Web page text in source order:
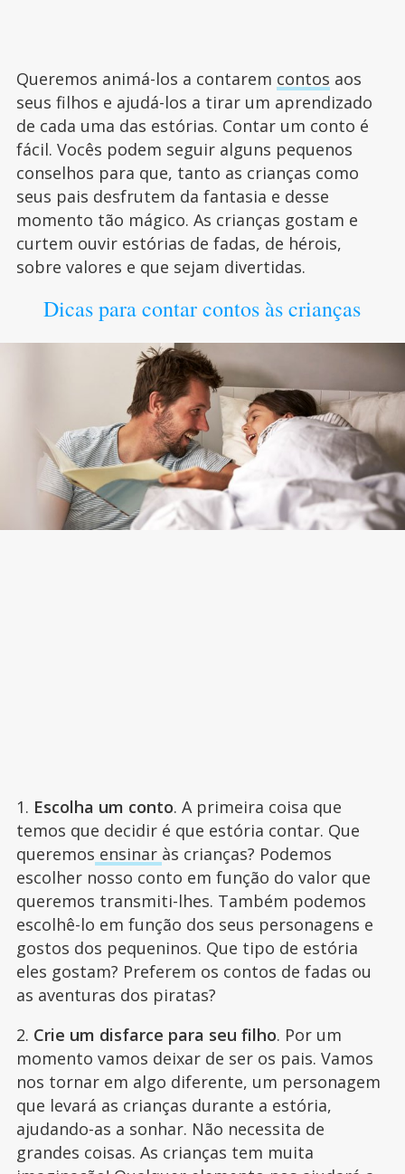
Queremos animá-los a contarem contos aos
seus filhos e ajudá-los a tirar um aprendizado
de cada uma das estórias. Contar um conto é
fácil. Vocês podem seguir alguns pequenos
conselhos para que, tanto as crianças como
seus pais desfrutem da fantasia e desse
momento tão mágico. As crianças gostam e
curtem ouvir estórias de fadas, de hérois,
sobre valores e que sejam divertidas.
Dicas para contar contos às crianças
1. Escolha um conto. A primeira coisa que
temos que decidir é que estória contar. Que
queremos ensinar às crianças? Podemos
escolher nosso conto em função do valor que
queremos transmiti-lhes. Também podemos
escolhê-lo em função dos seus personagens e
gostos dos pequeninos. Que tipo de estória
eles gostam? Preferem os contos de fadas ou
as aventuras dos piratas?
2. Crie um disfarce para seu filho. Por um
momento vamos deixar de ser os pais. Vamos
nos tornar em algo diferente, um personagem
que levará as crianças durante a estória,
ajudando-as a sonhar. Não necessita de
grandes coisas. As crianças tem muita